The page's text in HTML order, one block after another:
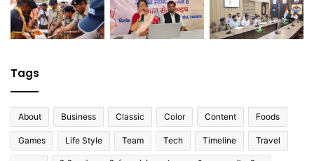
Tags
About Business Classic Color Content Foods
Games Life Style Team Tech Timeline Travel